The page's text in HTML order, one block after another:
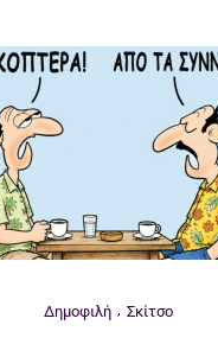
Δημοφιλή Σκίτσο